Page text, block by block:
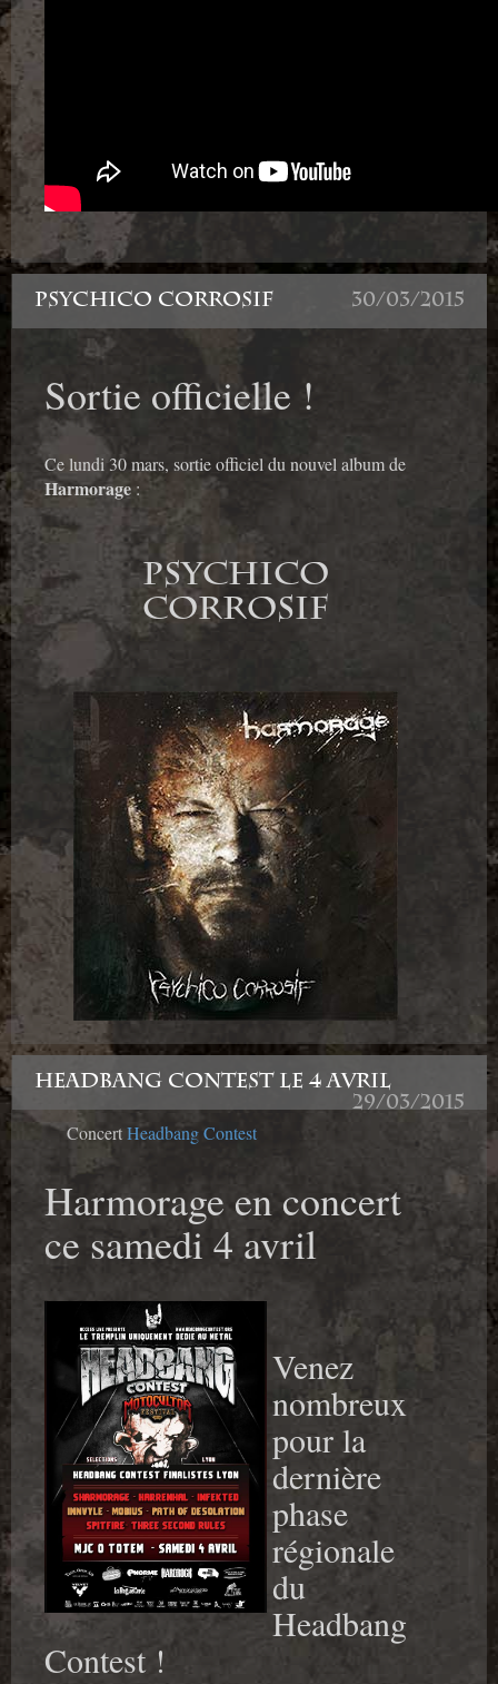
PSYCHICO CORROSIF 30/03/2015
Sortie officielle !
Ce lundi 30 mars, sortie officiel du nouvel album de
Harmorage :
Psychico
Corrosif
HEADBANG CONTEST LE 4 AVRIL
29/03/2015
ConcertHeadbang Contest
Harmorage en concert
ce samedi 4 avril
Venez
nombreux
pour la
dernière
phase
régionale
du
Headbang
Contest !